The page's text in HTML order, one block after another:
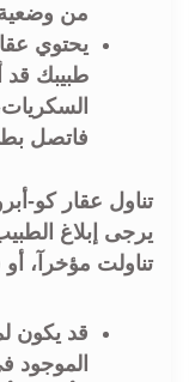
من
يحتوي
طبيبك قد
فاتصل
تناول عقار كو-
يرجى إبلاغ
تناولت مؤخرآ، أو
قد يكون
الموجود